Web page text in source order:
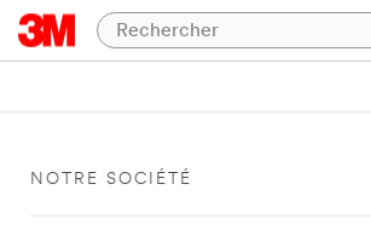
NOTRE SOCIÉTÉ